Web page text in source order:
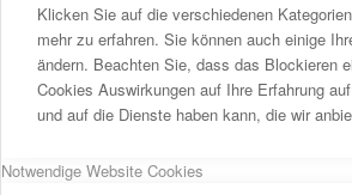
Klicken Sie auf die verschiedenen
mehr zu erfahren. Sie können auch einige
ändern. Beachten Sie, dass das Blockieren
Cookies Auswirkungen auf Ihre Erfahrung
und auf die Dienste haben kann, die wir
Notwendige Website Cookies